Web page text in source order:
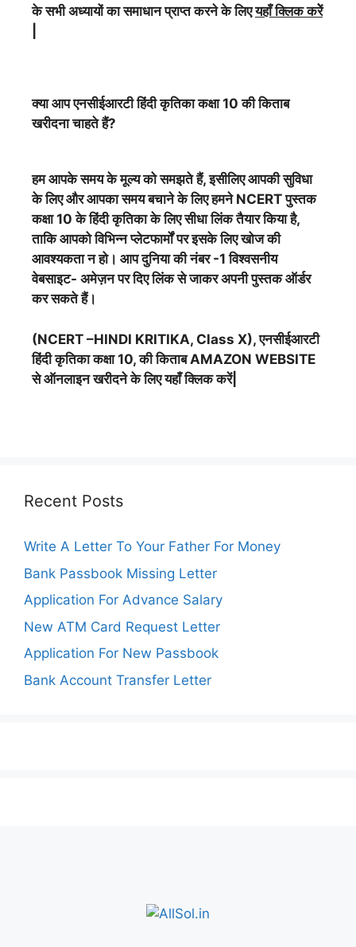
के सभी अध्यायों का समाधान प्राप्त करने के लिएयहाँ क्लिक करेें
क्या आप एनसीईआरटी हिंदी कृतिका कक्षा 10 की किताब
खरीदना चाहते हैं?
हम आपके समय के मूल्य को समझते हैं, इसीलिए आपकी सुविधा
के लिए और आपका समय बचाने के लिए हमने NCERT पुस्तक
कक्षा 10 के हिंदी कृतिका के लिए सीधा लिंक तैयार किया है,
ताकि आपको विभिन्न प्लेटफार्मों पर इसके लिए खोज की
आवश्यकता न हो। आप दुनिया की नंबर -1 विश्वसनीय
वेबसाइट- अमेज़न पर दिए लिंक से जाकर अपनी पुस्तक ऑर्डर
कर सकते हैं।
(NCERT –HINDI KRITIKA, Class X), एनसीईआरटी
हिंदी कृतिका कक्षा 10, की किताब AMAZON WEBSITE
से ऑनलाइन खरीदने के लिए यहाँ क्लिक करें|
Recent Posts
Write A Letter To Your Father For Money
Bank Passbook Missing Letter
Application For Advance Salary
New ATM Card Request Letter
Application For New Passbook
Bank Account Transfer Letter